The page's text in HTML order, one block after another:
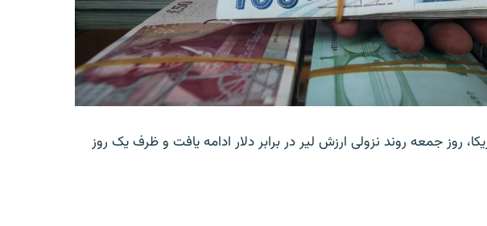
روز جمعه روند نزولی ارزش لیر در برابر دلار ادامه یافت و ظرف یک روز